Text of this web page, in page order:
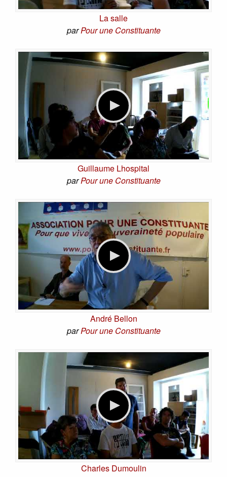
La salle
parPour une Constituante
Guillaume Lhospital
parPour une Constituante
André Bellon
parPour une Constituante
Charles Dumoulin